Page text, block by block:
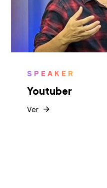
SPEAKER
Youtuber
Ver